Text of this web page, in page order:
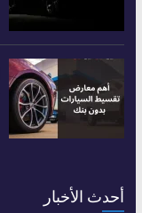
أحدث الأخبار